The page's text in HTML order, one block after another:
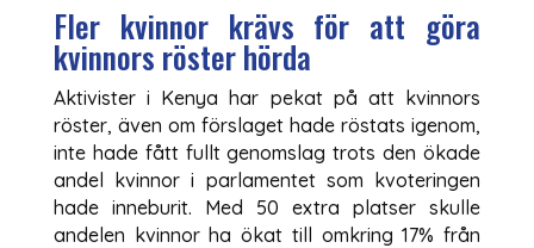
Fler kvinnor krävs för att göra
kvinnors röster hörda
Aktivister i Kenya har pekat på att kvinnors
röster, även om förslaget hade röstats igenom,
inte hade fått fullt genomslag trots den ökade
andel kvinnor i parlamentet som kvoteringen
hade inneburit. Med 50 extra platser skulle
andelen kvinnor ha ökat till omkring 17% från